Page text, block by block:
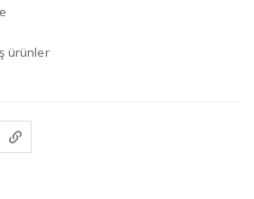
ürünler